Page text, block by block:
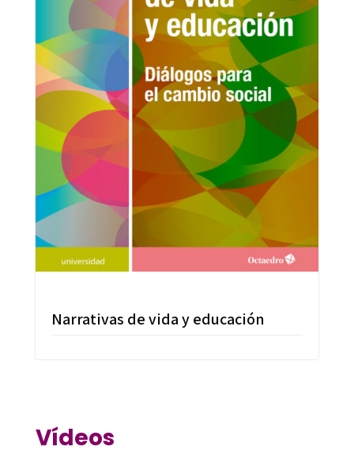
Narrativas de vida y educación
Vídeos